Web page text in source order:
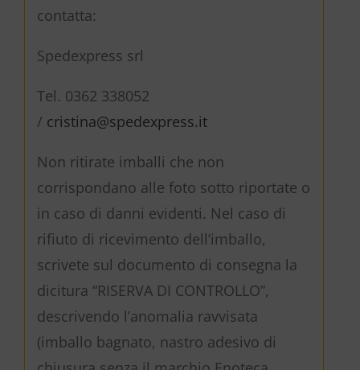
contatta:
Spedexpress srl
Tel. 0362 338052
/ cristina@spedexpress.it
Non ritirate imballi che non
corrispondano alle foto sotto riportate o
in caso di danni evidenti. Nel caso di
rifiuto di ricevimento dell’imballo,
scrivete sul documento di consegna la
dicitura “RISERVA DI CONTROLLO”,
descrivendo l’anomalia ravvisata
(imballo bagnato, nastro adesivo di